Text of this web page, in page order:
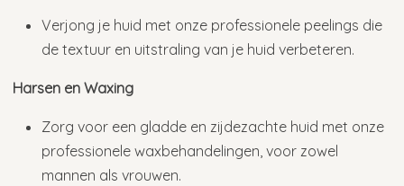
Verjong je huid met onze professionele peelings die
de textuur en uitstraling van je huid verbeteren.
Harsen en Waxing
Zorg voor een gladde en zijdezachte huid met onze
professionele waxbehandelingen, voor zowel
mannen als vrouwen.